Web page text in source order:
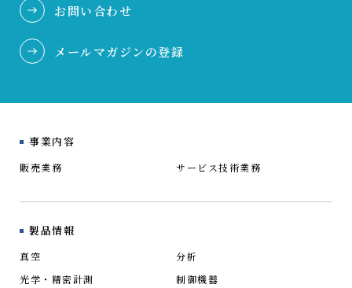
お問い合わせ
メールマガジンの登録
事業内容
販売業務 サービス技術業務
製品情報
真空
分析
光学・精密計測
制御機器